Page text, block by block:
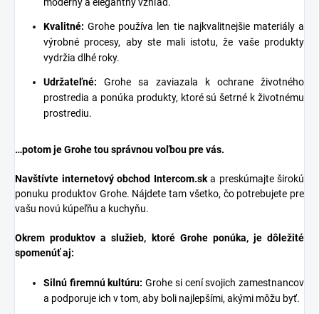
Kvalitné: Grohe používa len tie najkvalitnejšie materiály a
výrobné procesy, aby ste mali istotu, že vaše produkty
vydržia dlhé roky.
Udržateľné: Grohe sa zaviazala k ochrane životného
prostredia a ponúka produkty, ktoré sú šetrné k životnému
prostrediu.
…potom je Grohe tou správnou voľbou pre vás.
Navštívte internetový obchod Intercom.ska preskúmajte širokú
ponuku produktov Grohe. Nájdete tam všetko, čo potrebujete pre
vašu novú kúpeľňu a kuchyňu.
Okrem produktov a služieb, ktoré Grohe ponúka, je dôležité
spomenúť aj:
Silnú firemnú kultúru: Grohe si cení svojich zamestnancov
a podporuje ich v tom, aby boli najlepšími, akými môžu byť.